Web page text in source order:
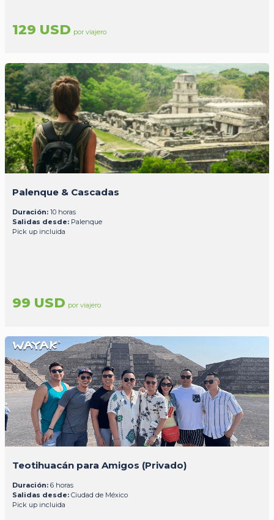
129 USD por viajero
Palenque & Cascadas
Duración: 10 horas
Salidas desde: Palenque
Pick up incluida
99 USD por viajero
Teotihuacán para Amigos (Privado)
Duración: 6 horas
Salidas desde: Ciudad de México
Pick up incluida